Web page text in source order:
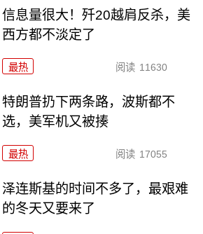
信息量很大！歼20越肩反杀，美
西方都不淡定了
最热 阅读 11630
特朗普扔下两条路，波斯都不
选，美军机又被揍
最热 阅读 17055
泽连斯基的时间不多了，最艰难
的冬天又要来了